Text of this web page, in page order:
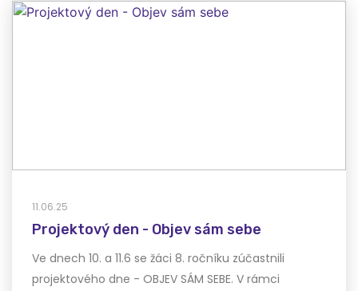
11.06.25
Projektový den - Objev sám sebe
Ve dnech 10. a 11.6 se žáci 8. ročníku zúčastnili
projektového dne - OBJEV SÁM SEBE. V rámci